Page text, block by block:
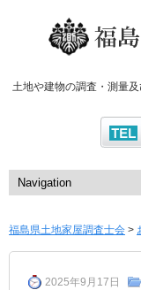
土地や建物の調査・測量
福島県土地家屋調査士会 >
2025年9月17日